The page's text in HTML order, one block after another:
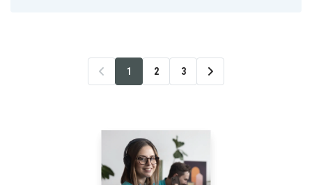
1 2 3